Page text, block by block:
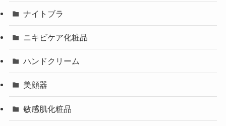
ナイトブラ
ニキビケア化粧品
ハンドクリーム
美顔器
敏感肌化粧品